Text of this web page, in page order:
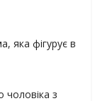
яка фігурує в
чоловіка з